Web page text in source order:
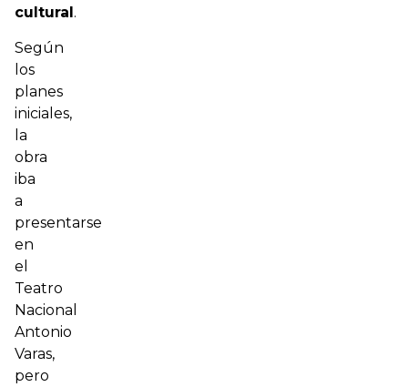
cultural .
Según
los
planes
iniciales,
la
obra
iba
a
presentarse
en
el
Teatro
Nacional
Antonio
Varas,
pero